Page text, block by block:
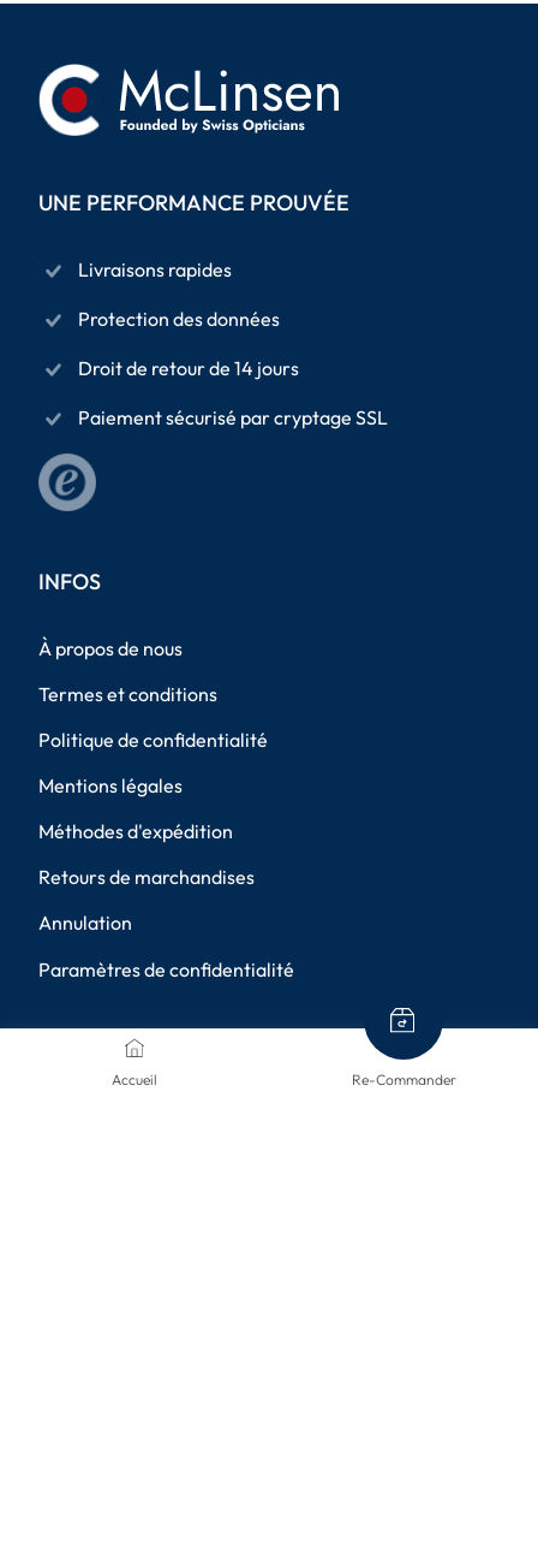
Accueil Re-Commander
UNE PERFORMANCE PROUVÉE
Livraisons rapides
Protection des données
Droit de retour de 14 jours
Paiement sécurisé par cryptage SSL
INFOS
À propos de nous
Termes et conditions
Politique de confidentialité
Mentions légales
Méthodes d'expédition
Retours de marchandises
Annulation
Paramètres de confidentialité
MÉTHODES DE PAIEMENT